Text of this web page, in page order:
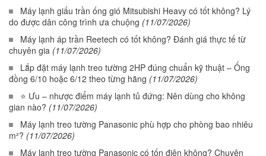
Máy lạnh giấu trần ống gió Mitsubishi Heavy có tốt không? Lý
do được dân công trình ưa chuộng (11/07/2026)
Máy lạnh áp trần Reetech có tốt không? Đánh giá thực tế từ
chuyên gia (11/07/2026)
Lắp đặt máy lạnh treo tường 2HP đúng chuẩn kỹ thuật – Ống
đồng 6/10 hoặc 6/12 theo từng hãng (11/07/2026)
⭐ Ưu – nhược điểm máy lạnh tủ đứng: Nên dùng cho không
gian nào? (11/07/2026)
Máy lạnh treo tường Panasonic phù hợp cho phòng bao nhiêu
m²? (11/07/2026)
Máy lạnh treo tường Panasonic có tốn điện không? Chuyên